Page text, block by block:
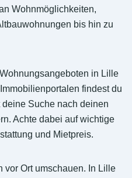
Wohnmöglichkeiten,
bis hin zu
in Lille
findest du
Suche nach deinen
Achte dabei auf wichtige
und Mietpreis.
vor Ort umschauen. In Lille